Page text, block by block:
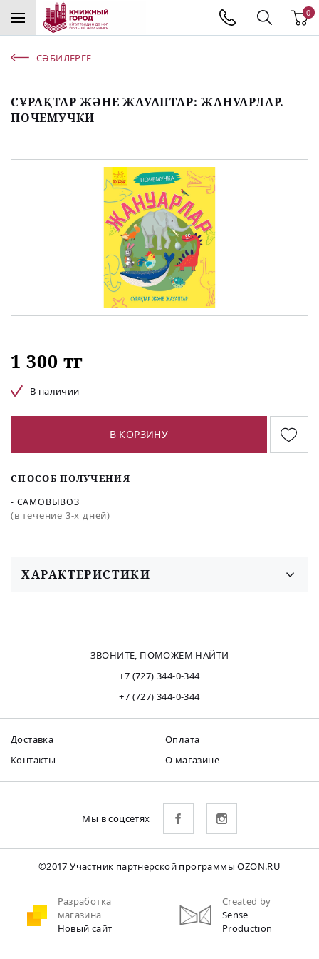
0
СӘБИЛЕРГЕ
СҰРАҚТАР ЖӘНЕ ЖАУАПТАР: ЖАНУАРЛАР.
ПОЧЕМУЧКИ
1 300 тг
В наличии
В КОРЗИНУ
СПОСОБ ПОЛУЧЕНИЯ
- САМОВЫВОЗ
(в течение 3-х дней)
ХАРАКТЕРИСТИКИ
ЗВОНИТЕ, ПОМОЖЕМ НАЙТИ
+7 (727) 344-0-344
+7 (727) 344-0-344
Доставка
Оплата
Контакты
О магазине
Мы в соцсетях
©2017 Участник партнерской программы OZON.RU
Разработка
магазина
Новый сайт
Created by
Sense
Production